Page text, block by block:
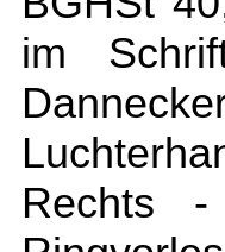
im
Rechts -